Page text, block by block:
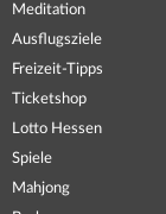
Meditation
Ausflugsziele
Freizeit-Tipps
Ticketshop
Lotto Hessen
Spiele
Mahjong